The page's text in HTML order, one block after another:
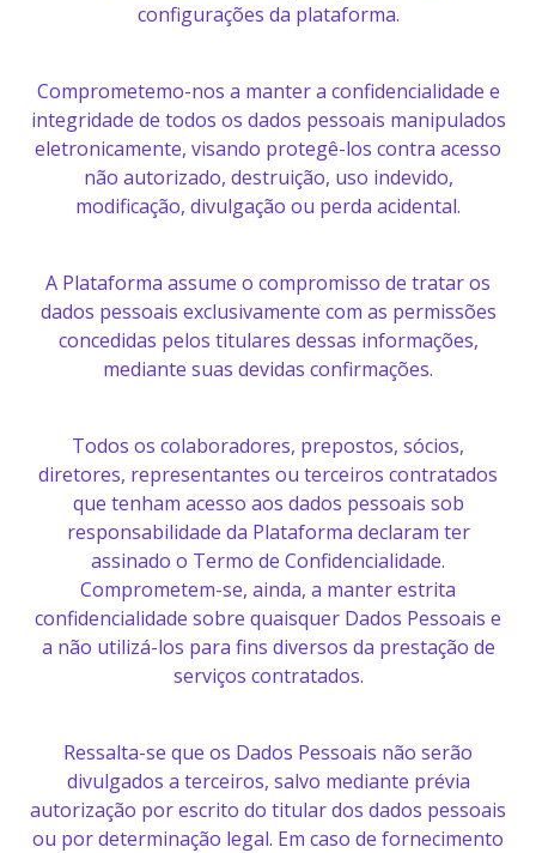
configurações da plataforma.
Comprometemo-nos a manter a confidencialidade e
integridade de todos os dados pessoais manipulados
eletronicamente, visando protegê-los contra acesso
não autorizado, destruição, uso indevido,
modificação, divulgação ou perda acidental.
A Plataforma assume o compromisso de tratar os
dados pessoais exclusivamente com as permissões
concedidas pelos titulares dessas informações,
mediante suas devidas confirmações.
Todos os colaboradores, prepostos, sócios,
diretores, representantes ou terceiros contratados
que tenham acesso aos dados pessoais sob
responsabilidade da Plataforma declaram ter
assinado o Termo de Confidencialidade.
Comprometem-se, ainda, a manter estrita
confidencialidade sobre quaisquer Dados Pessoais e
a não utilizá-los para fins diversos da prestação de
serviços contratados.
Ressalta-se que os Dados Pessoais não serão
divulgados a terceiros, salvo mediante prévia
autorização por escrito do titular dos dados pessoais
ou por determinação legal. Em caso de fornecimento